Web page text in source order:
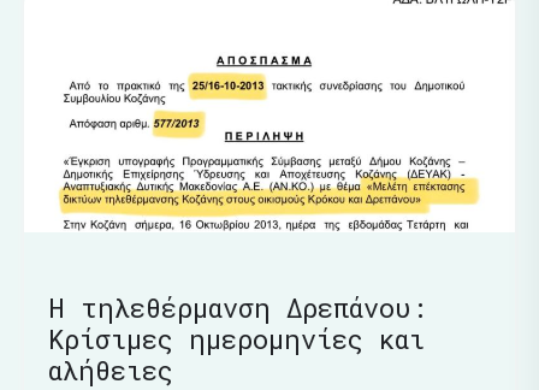
Η τηλεθέρμανση Δρεπάνου:
Κρίσιμες ημερομηνίες και
αλήθειες